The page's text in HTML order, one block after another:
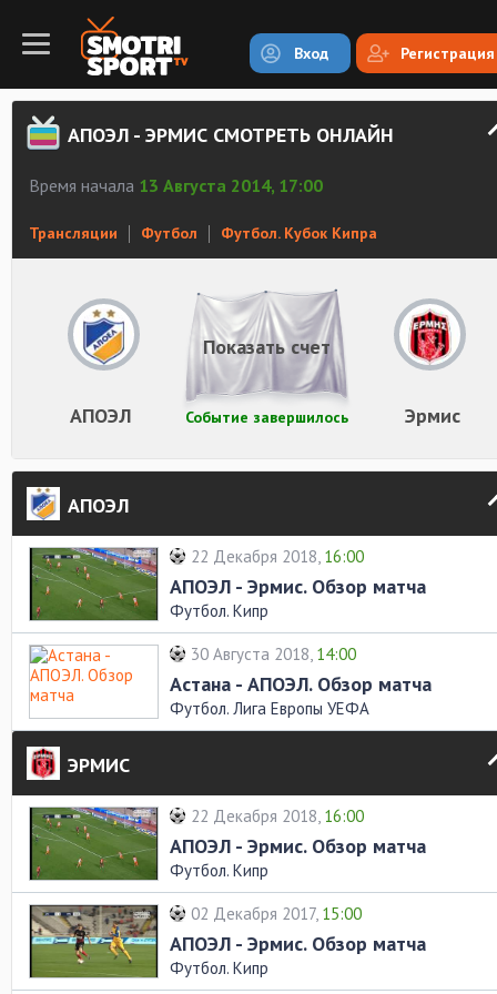
Вход Регистрация
АПОЭЛ - ЭРМИС СМОТРЕТЬ ОНЛАЙН
Время начала 13 Августа 2014, 17:00
Трансляции Футбол Футбол. Кубок Кипра
АПОЭЛ Эрмис
Событие завершилось
Показать счет
АПОЭЛ
22 Декабря 2018, 16:00
АПОЭЛ - Эрмис. Обзор матча
Футбол. Кипр
30 Августа 2018, 14:00
Астана - АПОЭЛ. Обзор матча
Футбол. Лига Европы УЕФА
ЭРМИС
22 Декабря 2018, 16:00
АПОЭЛ - Эрмис. Обзор матча
Футбол. Кипр
02 Декабря 2017, 15:00
АПОЭЛ - Эрмис. Обзор матча
Футбол. Кипр